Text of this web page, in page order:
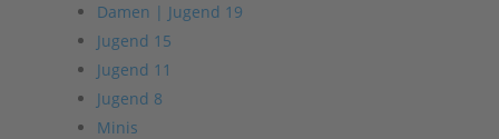
Damen | Jugend 19
Jugend 15
Jugend 11
Jugend 8
Minis